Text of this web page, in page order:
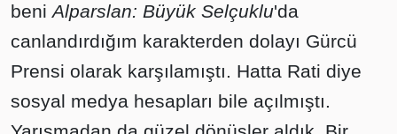
beniAlparslan: Büyük Selçuklu'da
canlandırdığım karakterden dolayı Gürcü
Prensi olarak karşılamıştı. Hatta Rati diye
sosyal medya hesapları bile açılmıştı.